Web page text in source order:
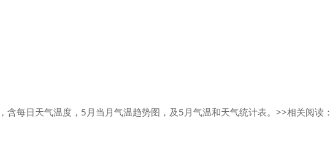
含每日天气温度，5月当月气温趋势图，及5月气温和天气统计表。>>相关阅读：